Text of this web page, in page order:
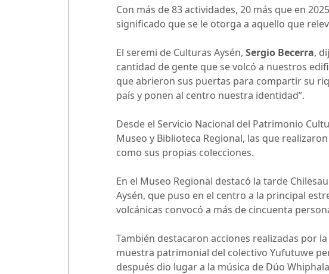
Con más de 83 actividades, 20 más que en
significado que se le otorga a aquello que
El seremi de Culturas Aysén, Sergio Becerra,
cantidad de gente que se volcó a nuestros
que abrieron sus puertas para compartir su
país y ponen al centro nuestra identidad”.
Desde el Servicio Nacional del Patrimonio
Museo y Biblioteca Regional, las que
como sus propias colecciones.
En el Museo Regional destacó la tarde
Aysén, que puso en el centro a la principal
volcánicas convocó a más de cincuenta
También destacaron acciones realizadas por
muestra patrimonial del colectivo Yufutuwe
después dio lugar a la música de Dúo